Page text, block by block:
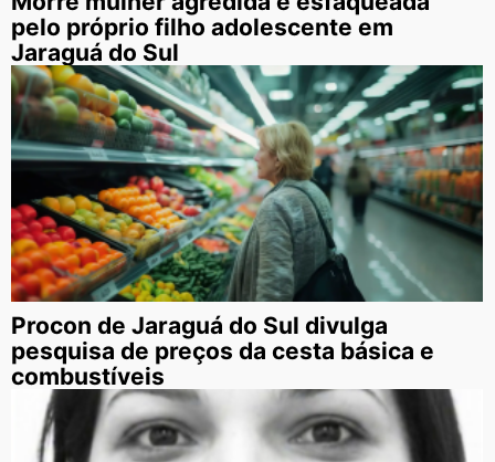
pelo próprio filho adolescente em
Jaraguá do Sul
Procon de Jaraguá do Sul divulga
pesquisa de preços da cesta básica e
combustíveis